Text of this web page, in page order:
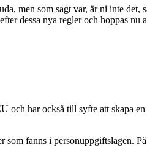
men som sagt var, är ni inte
dessa nya regler och hoppas
och har också till syfte att skapa
fanns i personuppgiftslagen.